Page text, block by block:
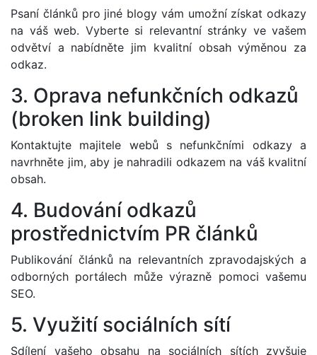
Psaní článků pro jiné blogy vám umožní získat odkazy
na váš web. Vyberte si relevantní stránky ve vašem
odvětví a nabídněte jim kvalitní obsah výměnou za
odkaz.
3. Oprava nefunkčních odkazů
(broken link building)
Kontaktujte majitele webů s nefunkčními odkazy a
navrhněte jim, aby je nahradili odkazem na váš kvalitní
obsah.
4. Budování odkazů
prostřednictvím PR článků
Publikování článků na relevantních zpravodajských a
odborných portálech může výrazně pomoci vašemu
SEO.
5. Využití sociálních sítí
Sdílení vašeho obsahu na sociálních sítích zvyšuje